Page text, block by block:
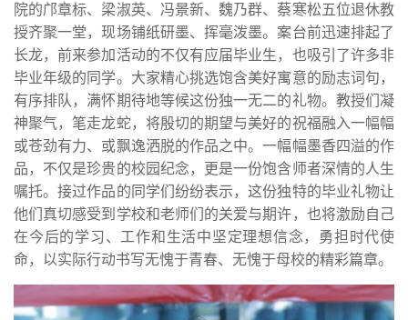
院的邝章标、梁淑英、冯景新、魏乃群、蔡寒松五位退休教
授齐聚一堂，现场铺纸研墨、挥毫泼墨。案台前迅速排起了
长龙，前来参加活动的不仅有应届毕业生，也吸引了许多非
毕业年级的同学。大家精心挑选饱含美好寓意的励志词句，
有序排队，满怀期待地等候这份独一无二的礼物。教授们凝
神聚气，笔走龙蛇，将殷切的期望与美好的祝福融入一幅幅
或苍劲有力、或飘逸洒脱的作品之中。一幅幅墨香四溢的作
品，不仅是珍贵的校园纪念，更是一份饱含师者深情的人生
嘱托。接过作品的同学们纷纷表示，这份独特的毕业礼物让
他们真切感受到学校和老师们的关爱与期许，也将激励自己
在今后的学习、工作和生活中坚定理想信念，勇担时代使
命，以实际行动书写无愧于青春、无愧于母校的精彩篇章。